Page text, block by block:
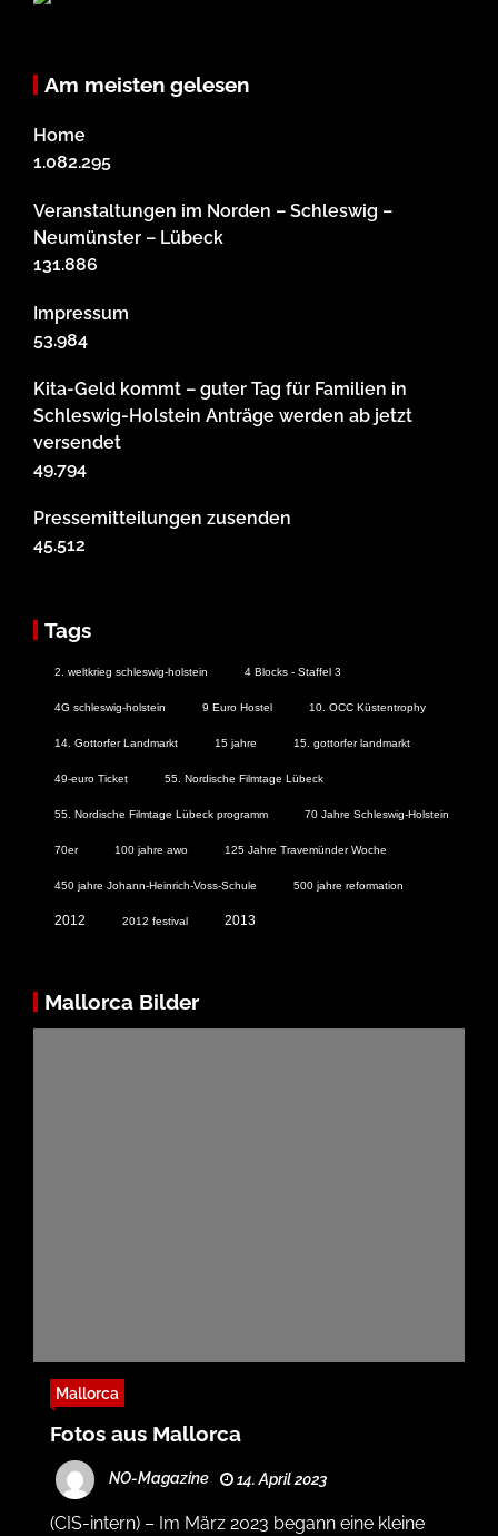
Am meisten gelesen
Home
1.082.295
Veranstaltungen im Norden – Schleswig –
Neumünster – Lübeck
131.886
Impressum
53.984
Kita-Geld kommt – guter Tag für Familien in
Schleswig-Holstein Anträge werden ab jetzt
versendet
49.794
Pressemitteilungen zusenden
45.512
Tags
2. weltkrieg schleswig-holstein 4 Blocks - Staffel 3
4G schleswig-holstein 9 Euro Hostel 10. OCC Küstentrophy
14. Gottorfer Landmarkt 15 jahre 15. gottorfer landmarkt
49-euro Ticket 55. Nordische Filmtage Lübeck
55. Nordische Filmtage Lübeck programm 70 Jahre Schleswig-Holstein
70er 100 jahre awo 125 Jahre Travemünder Woche
450 jahre Johann-Heinrich-Voss-Schule 500 jahre reformation
2012 2012 festival 2013
Mallorca Bilder
Mallorca
Fotos aus Mallorca
NO-Magazine 14. April 2023
(CIS-intern) – Im März 2023 begann eine kleine